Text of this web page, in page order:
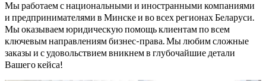
Мы работаем с национальными и иностранными компаниями
и предпринимателями в Минске и во всех регионах Беларуси.
Мы оказываем юридическую помощь клиентам по всем
ключевым направлениям бизнес-права. Мы любим сложные
заказы и с удовольствием вникнем в глубочайшие детали
Вашего кейса!